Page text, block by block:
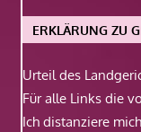
ERKLÄRUNG ZU
Urteil des
Für alle Links die
Ich distanziere